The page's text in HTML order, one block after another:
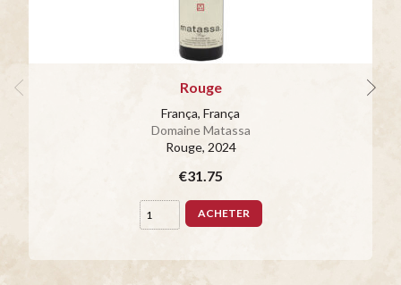
Rouge
França, França
Domaine Matassa
Rouge, 2024
€31.75
ACHETER